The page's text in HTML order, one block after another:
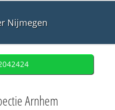
Nijmegen
Arnhem